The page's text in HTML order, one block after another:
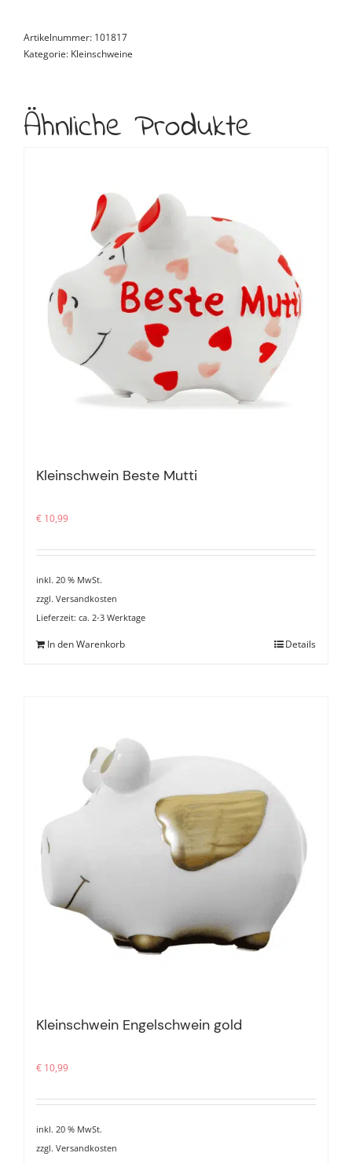
Menge
Artikelnummer: 101817
Kategorie: Kleinschweine
Ähnliche Produkte
Kleinschwein Beste Mutti
€ 10,99
inkl. 20 % MwSt.
zzgl. Versandkosten
Lieferzeit: ca. 2-3 Werktage
In den Warenkorb Details
Kleinschwein Engelschwein gold
€ 10,99
inkl. 20 % MwSt.
zzgl. Versandkosten